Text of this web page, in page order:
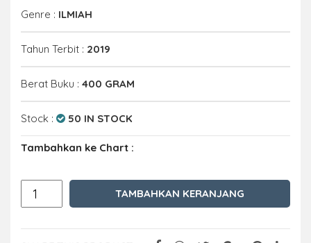
Genre : ILMIAH
Tahun Terbit : 2019
Berat Buku : 400 GRAM
Stock : 50 IN STOCK
Tambahkan ke Chart :
TAMBAHKAN KERANJANG